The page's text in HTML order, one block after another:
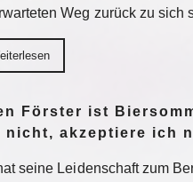
Weg zurück zu sich
Förster ist
nicht, akzeptiere ich
seine Leidenschaft zum